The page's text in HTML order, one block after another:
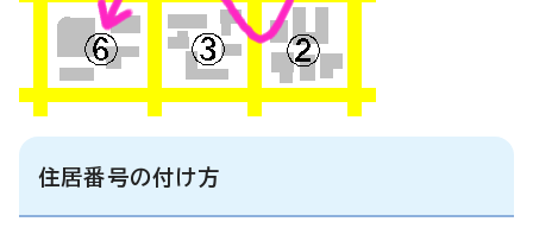
住居番号の付け方